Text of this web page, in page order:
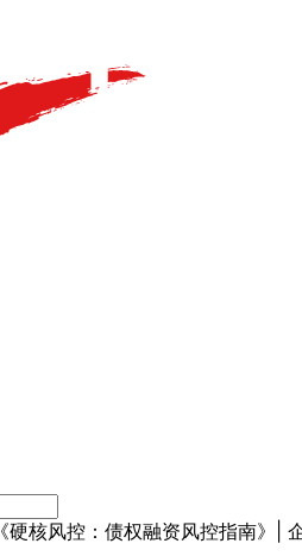
《硬核风控：债权融资风控指南》|